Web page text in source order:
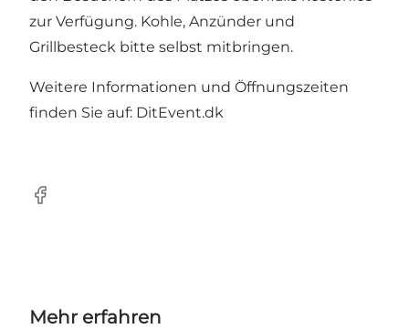
zur Verfügung. Kohle, Anzünder und
Grillbesteck bitte selbst mitbringen.
Weitere Informationen und Öffnungszeiten
finden Sie auf: DitEvent.dk
Facebook
Mehr erfahren